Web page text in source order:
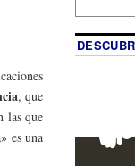
, que
las que
es una